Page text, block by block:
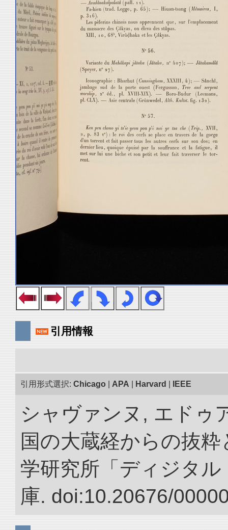
引用情報
引用形式選択: Chicago APA Harvard IEEE
シャヴァンヌ, エドゥ
国の大蔵経からの抜
学研究所「ディジタ
庫. doi:10.20676/